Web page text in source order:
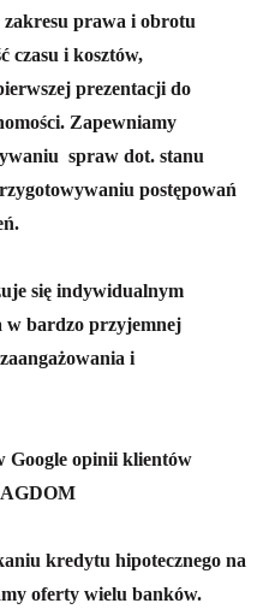
prawa i obrotu
czasu i kosztów,
prezentacji do
Zapewniamy
spraw dot. stanu
postępowań
się indywidualnym
w bardzo przyjemnej
i
Google opinii klientów
AGDOM
kredytu hipotecznego na
oferty wielu banków.